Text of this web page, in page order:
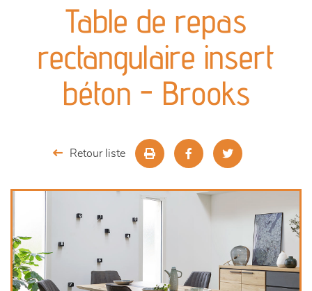
meubles de complément
chambres et dressing
Table de repas
rectangulaire insert
béton - Brooks
Retour liste